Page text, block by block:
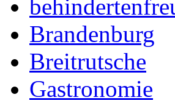
Brandenburg
Breitrutsche
Gastronomie